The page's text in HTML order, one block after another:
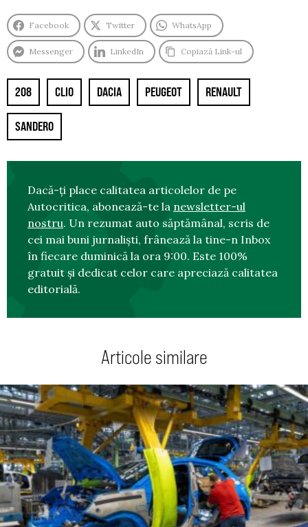
Facebook Twitter WhatsApp
Messenger LinkedIn Copiază Link-ul
208 CLIO DACIA PEUGEOT RENAULT
SANDERO
Dacă-ți place calitatea articolelor de pe
Autocritica, abonează-te la newsletter-ul
nostru. Un rezumat auto săptămânal, scris de
cei mai buni jurnaliști, frânează la tine-n Inbox
în fiecare duminică la ora 9:00. Este 100%
gratuit și dedicat celor care apreciază calitatea
editorială.
Articole similare